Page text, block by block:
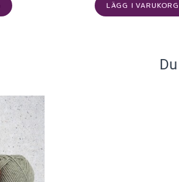
LÄGG I VARUKORG